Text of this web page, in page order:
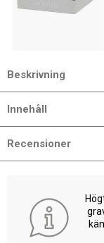
Beskrivning
Innehåll
Recensioner